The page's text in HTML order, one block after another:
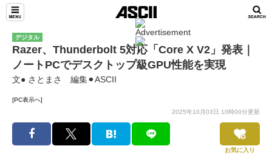
デジタル
Razer、Thunderbolt 5対応「Core X V2」発表｜
ノートPCでデスクトップ級GPU性能を実現
文● さとまさ 編集⚫︎ASCII
[PC表示へ]
2025年10月03日 10時00分更新
お気に入り